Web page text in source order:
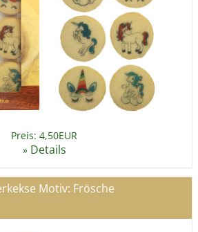
Preis: 4,50EUR
» Details
Motiv: Frösche